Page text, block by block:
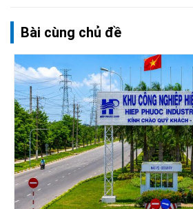
Bài cùng chủ đề